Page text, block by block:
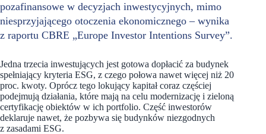
pozafinansowe w decyzjach inwestycyjnych, mimo
niesprzyjającego otoczenia ekonomicznego – wynika
z raportu CBRE „Europe Investor Intentions Survey”.
Jedna trzecia inwestujących jest gotowa dopłacić za budynek
spełniający kryteria ESG, z czego połowa nawet więcej niż 20
proc. kwoty. Oprócz tego lokujący kapitał coraz częściej
podejmują działania, które mają na celu modernizację i zieloną
certyfikację obiektów w ich portfolio. Część inwestorów
deklaruje nawet, że pozbywa się budynków niezgodnych
z zasadami ESG.